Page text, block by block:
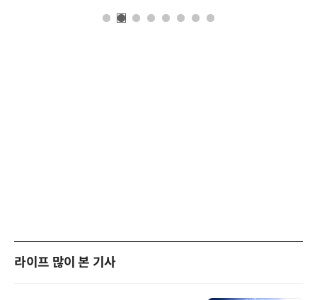
라이프 많이 본 기사